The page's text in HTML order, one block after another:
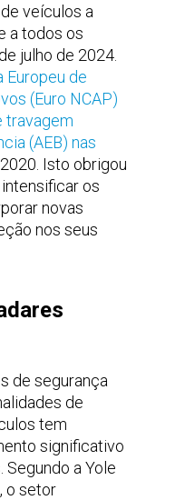
veículos a
a todos os
julho de 2024.
Europeu de
(Euro NCAP)
travagem
(AEB) nas
Isto obrigou
os
novas
nos seus
de segurança
de
tem
significativo
a Yole
o setor